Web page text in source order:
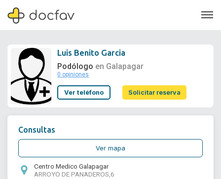
Soporte
Luis Benito Garcia
Podólogo en Galapagar
0 opiniones
Ver teléfono Solicitar reserva
Consultas
Ver mapa
Centro Medico Galapagar
ARROYO DE PANADEROS,6